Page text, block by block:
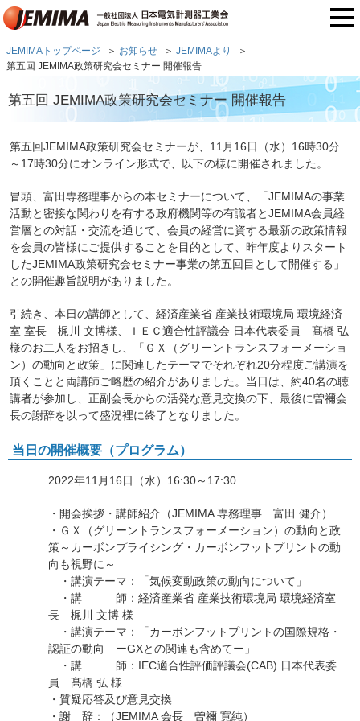
JEMIMAトップページ お知らせ
JEMIMAより
第五回 JEMIMA政策研究会セミナー 開催報告
第五回 JEMIMA政策研究会セミナー 開催報告
第五回JEMIMA政策研究会セミナーが、11月16日（水）16時30分
～17時30分にオンライン形式で、以下の様に開催されました。
冒頭、富田専務理事からの本セミナーについて、「JEMIMAの事業
活動と密接な関わりを有する政府機関等の有識者とJEMIMA会員経
営層との対話・交流を通じて、会員の経営に資する最新の政策情報
を会員の皆様にご提供することを目的として、昨年度よりスタート
したJEMIMA政策研究会セミナー事業の第五回目として開催する」
との開催趣旨説明がありました。
引続き、本日の講師として、経済産業省 産業技術環境局 環境経済
室 室長 梶川 文博様、ＩＥＣ適合性評議会 日本代表委員 髙橋 弘
様のお二人をお招きし、「ＧＸ（グリーントランスフォーメーショ
ン）の動向と政策」に関連したテーマでそれぞれ20分程度ご講演を
頂くことと両講師ご略歴の紹介がありました。当日は、約40名の聴
講者が参加し、正副会長からの活発な意見交換の下、最後に曽禰会
長の謝辞を以って盛況裡に終了となりました。
当日の開催概要（プログラム）
2022年11月16日（水）16:30～17:30
・開会挨拶・講師紹介（JEMIMA 専務理事 富田 健介）
・ＧＸ（グリーントランスフォーメーション）の動向と政
策～カーボンプライシング・カーボンフットプリントの動
向も視野に～
・講演テーマ：「気候変動政策の動向について」
・講 師：経済産業省 産業技術環境局 環境経済室
長 梶川 文博 様
・講演テーマ：「カーボンフットプリントの国際規格・
認証の動向 ーGXとの関連も含めてー」
・講 師：IEC適合性評価評議会(CAB) 日本代表委
員 髙橋 弘 様
・質疑応答及び意見交換
・謝 辞：（JEMIMA 会長 曽禰 寛純）